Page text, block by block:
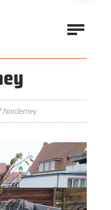
Norderney